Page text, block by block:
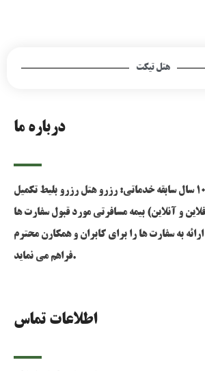
هتل تیکت
اطلاعات تماس
درباره ما
هتل تیکت با بیش از 10 سال سابقه خدماتی: رزرو هتل رزرو بلیط تکمیل
و آنلاین) بیمه مسافرتی مورد قبول سفارت ها
به سفارت ها را برای کابران و همکارن محترم
فراهم می نماید.